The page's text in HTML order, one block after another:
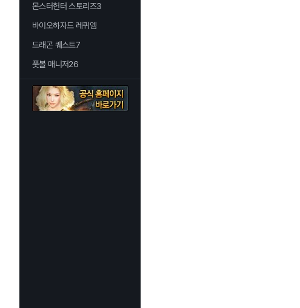
몬스터헌터 스토리즈3
바이오하자드 레퀴엠
드래곤 퀘스트7
풋볼 매니저26